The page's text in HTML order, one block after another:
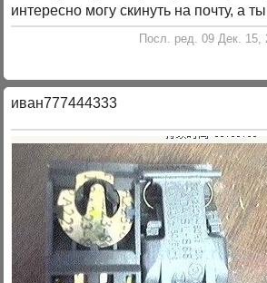
интересно могу скинуть на почту, а ты
Посл. ред. 09 Дек. 15,
иван777444333